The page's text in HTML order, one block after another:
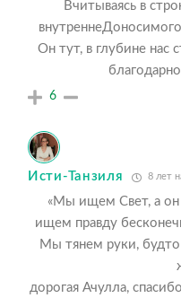
Вчитываясь в
Он тут, в глубине нас
6
Исти-Танзиля 8 лет
«Мы ищем Свет, а
ищем правду
Мы тянем руки,
дорогая Ачулла,